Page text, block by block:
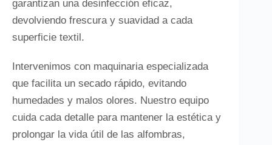
garantizan una desinfección eficaz,
devolviendo frescura y suavidad a cada
superficie textil.
Intervenimos con maquinaria especializada
que facilita un secado rápido, evitando
humedades y malos olores. Nuestro equipo
cuida cada detalle para mantener la estética y
prolongar la vida útil de las alfombras,